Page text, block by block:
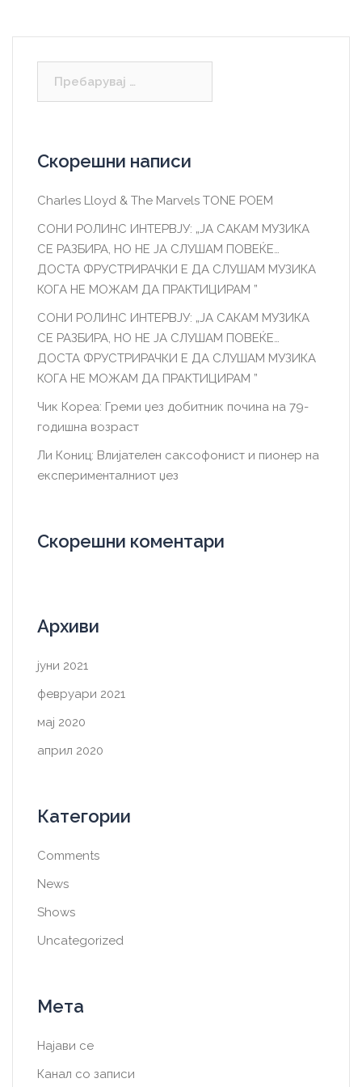
Скорешни написи
Charles Lloyd & The Marvels TONE POEM
СОНИ РОЛИНС ИНТЕРВЈУ: „ЈА САКАМ МУЗИКА
СЕ РАЗБИРА, НО НЕ ЈА СЛУШАМ ПОВЕЌЕ…
ДОСТА ФРУСТРИРАЧКИ Е ДА СЛУШАМ МУЗИКА
КОГА НЕ МОЖАМ ДА ПРАКТИЦИРАМ ”
СОНИ РОЛИНС ИНТЕРВЈУ: „ЈА САКАМ МУЗИКА
СЕ РАЗБИРА, НО НЕ ЈА СЛУШАМ ПОВЕЌЕ…
ДОСТА ФРУСТРИРАЧКИ Е ДА СЛУШАМ МУЗИКА
КОГА НЕ МОЖАМ ДА ПРАКТИЦИРАМ ”
Чик Кореа: Греми џез добитник почина на 79-
годишна возраст
Ли Кониц: Влијателен саксофонист и пионер на
експерименталниот џез
Скорешни коментари
Архиви
јуни 2021
февруари 2021
мај 2020
април 2020
Категории
Comments
News
Shows
Uncategorized
Мета
Најави се
Канал со записи